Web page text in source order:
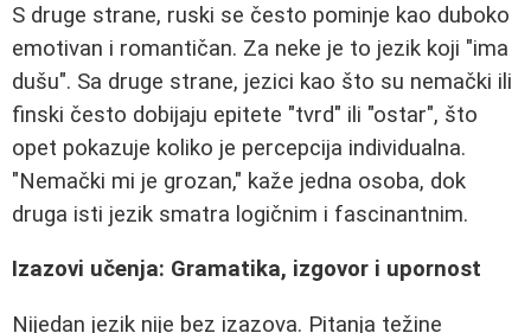
S druge strane, ruski se često pominje kao duboko
emotivan i romantičan. Za neke je to jezik koji "ima
dušu". Sa druge strane, jezici kao što su nemački ili
finski često dobijaju epitete "tvrd" ili "ostar", što
opet pokazuje koliko je percepcija individualna.
"Nemački mi je grozan," kaže jedna osoba, dok
druga isti jezik smatra logičnim i fascinantnim.
Izazovi učenja: Gramatika, izgovor i upornost
Nijedan jezik nije bez izazova. Pitanja težine